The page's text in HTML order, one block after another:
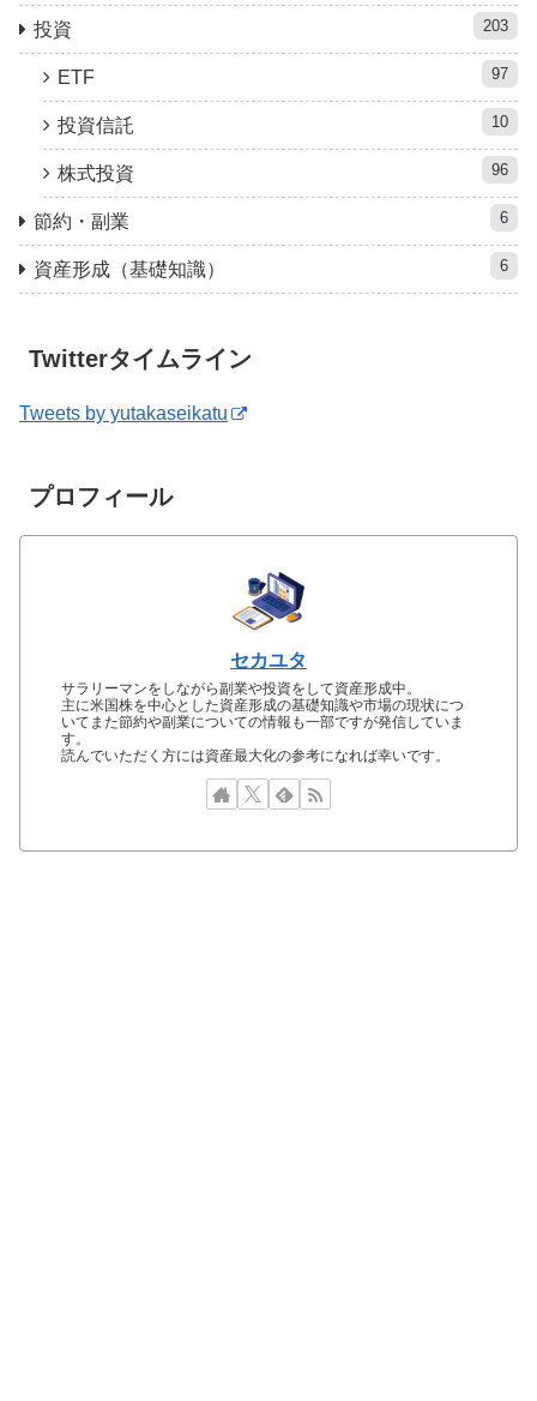
投資 203
ETF 97
投資信託 10
株式投資 96
節約・副業 6
資産形成（基礎知識） 6
Twitterタイムライン
Tweets by yutakaseikatu
プロフィール
セカユタ
サラリーマンをしながら副業や投資をして資産形成中。
主に米国株を中心とした資産形成の基礎知識や市場の現状につ
いてまた節約や副業についての情報も一部ですが発信していま
す。
読んでいただく方には資産最大化の参考になれば幸いです。